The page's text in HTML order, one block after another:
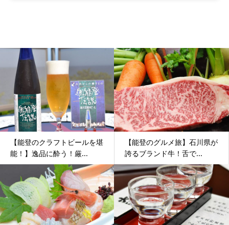
【能登のクラフトビールを堪
能！】逸品に酔う！厳...
【能登のグルメ旅】石川県が
誇るブランド牛！舌で...